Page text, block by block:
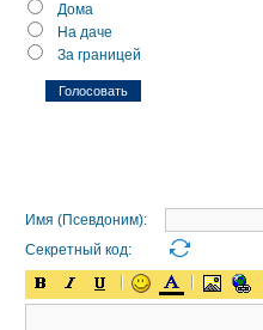
Дома
На даче
За границей
Имя (Псевдоним):
Секретный код: